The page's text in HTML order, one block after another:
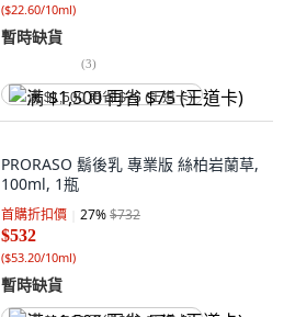
($22.60/10ml)
暫時缺貨
(3)
满 $1,500 再省 $75 (王道卡)
PRORASO 鬍後乳 專業版 絲柏岩蘭草,
100ml, 1瓶
首購折扣價 27%$732
$532
($53.20/10ml)
暫時缺貨